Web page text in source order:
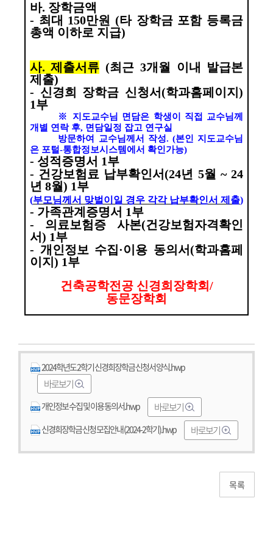
바. 장학금액
- 최대 150만원 (타 장학금 포함 등록금
총액 이하로 지급)
사.제출서류 (최근 3개월 이내 발급본
제출)
- 신경희 장학금 신청서(학과홈페이지)
1부
※ 지도교수님 면담은 학생이 직접 교수님께
개별 연락 후, 면담일정 잡고 연구실
방문하여 교수님께서 작성. (본인 지도교수님
은 포털-통합정보시스템에서 확인가능)
- 성적증명서 1부
- 건강보험료 납부확인서(24년 5월 ~ 24
년 8월) 1부
(부모님께서 맞벌이일 경우 각각 납부확인서 제출)
- 가족관계증명서 1부
- 의료보험증 사본(건강보험자격확인
서) 1부
- 개인정보 수집·이용 동의서(학과홈페
이지 ) 1부
건축공학전공 신경희장학회/
동문장학회
2024학년도 2학기 신경희장학금 신청서 양식.hwp
바로보기
개인정보 수집 및 이용 동의서.hwp 바로보기
신경희장학금 신청 모집안내 (2024-2학기).hwp 바로보기